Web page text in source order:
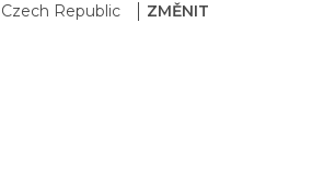
Republic ZMĚNIT